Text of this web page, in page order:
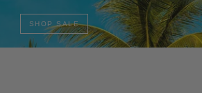
SHOP SALE